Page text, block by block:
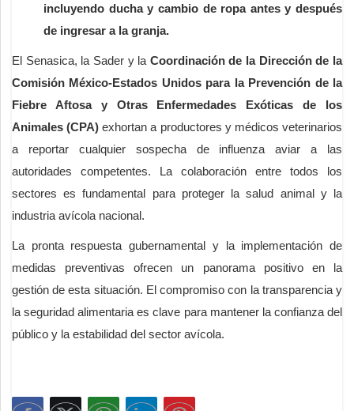
incluyendo ducha y cambio de ropa antes y después
de ingresar a la granja.
El Senasica, la Sader y la Coordinación de la Dirección de la
Comisión México-Estados Unidos para la Prevención de la
Fiebre Aftosa y Otras Enfermedades Exóticas de los
Animales (CPA) exhortan a productores y médicos veterinarios
a reportar cualquier sospecha de influenza aviar a las
autoridades competentes. La colaboración entre todos los
sectores es fundamental para proteger la salud animal y la
industria avícola nacional.
La pronta respuesta gubernamental y la implementación de
medidas preventivas ofrecen un panorama positivo en la
gestión de esta situación. El compromiso con la transparencia y
la seguridad alimentaria es clave para mantener la confianza del
público y la estabilidad del sector avícola.